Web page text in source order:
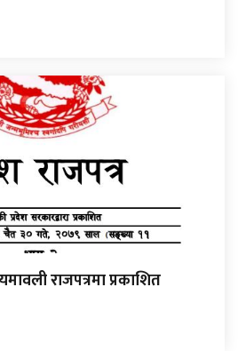
राजपत्रमा प्रकाशित